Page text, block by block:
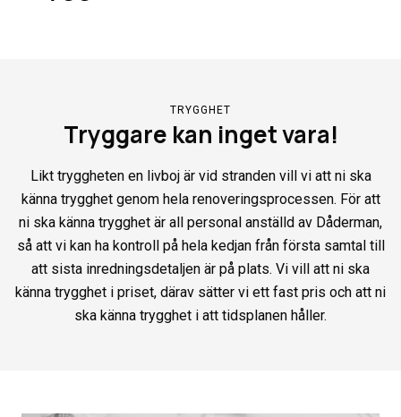
TRYGGHET
Tryggare kan inget vara!
Likt tryggheten en livboj är vid stranden vill vi att ni ska
känna trygghet genom hela renoveringsprocessen. För att
ni ska känna trygghet är all personal anställd av Dåderman,
så att vi kan ha kontroll på hela kedjan från första samtal till
att sista inredningsdetaljen är på plats. Vi vill att ni ska
känna trygghet i priset, därav sätter vi ett fast pris och att ni
ska känna trygghet i att tidsplanen håller.